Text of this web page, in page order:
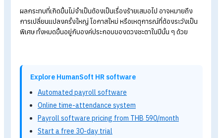
“ปีชง” เป็นแนวคิดที่มีรากมาจากความเชื่อของโหราศาสตร์จีน โดย
ว่าชง มีความหมายว่า “ปะทะหรือปะทะชน” ซึ่งหมายถึงการที่พลัง
ตามความเชื่อจีนโบราณ เชื่อว่าชะตาของมนุษย์เกี่ยวข้องกับ
ไท่ส่วยเอี๊ยผู้ดูแลดวงชะตาประจำปี ซึ่งในแต่ละปีเทพองค์นี้จะเคลื่อ
ตำแหน่งไปยังดาวของนักษัตรต่าง ๆ หากปีใดถูกเทพย้ายมาทับดาว
ของตน ก็จะถือว่า “ตรงกับปีชง”